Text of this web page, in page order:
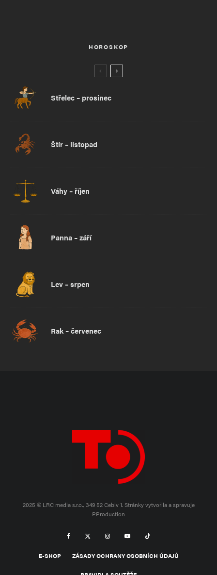
HOROSKOP
Střelec – prosinec
Štír – listopad
Váhy – říjen
Panna – září
Lev – srpen
Rak – červenec
2025 © LRC media s.r.o., 349 52 Cebiv 1.Stránky vytvořila a spravuje
PProduction
E-SHOP ZÁSADY OCHRANY OSOBNÍCH ÚDAJŮ